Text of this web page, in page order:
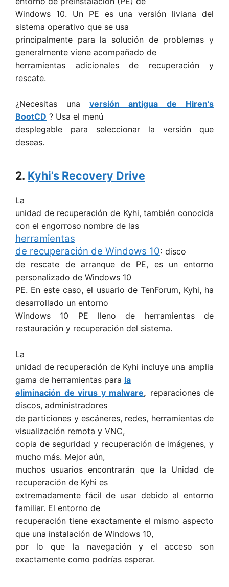
Windows 10. Un PE es una versión liviana del
sistema operativo que se usa
principalmente para la solución de problemas y
generalmente viene acompañado de
herramientas adicionales de recuperación y
rescate.
¿Necesitas una versión antigua de Hiren’s
BootCD ? Usa el menú
desplegable para seleccionar la versión que
deseas.
2. Kyhi’s Recovery Drive
La
unidad de recuperación de Kyhi, también conocida
con el engorroso nombre de las
herramientas
de recuperación de Windows 10: disco
de rescate de arranque de PE, es un entorno
personalizado de Windows 10
PE. En este caso, el usuario de TenForum, Kyhi, ha
desarrollado un entorno
Windows 10 PE lleno de herramientas de
restauración y recuperación del sistema.
La
unidad de recuperación de Kyhi incluye una amplia
gama de herramientas para la
eliminación de virus y malware, reparaciones de
discos, administradores
de particiones y escáneres, redes, herramientas de
visualización remota y VNC,
copia de seguridad y recuperación de imágenes, y
mucho más. Mejor aún,
muchos usuarios encontrarán que la Unidad de
recuperación de Kyhi es
extremadamente fácil de usar debido al entorno
familiar. El entorno de
recuperación tiene exactamente el mismo aspecto
que una instalación de Windows 10,
por lo que la navegación y el acceso son
exactamente como podrías esperar.